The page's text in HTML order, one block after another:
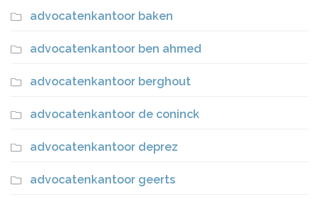
advocatenkantoor baken
advocatenkantoor ben ahmed
advocatenkantoor berghout
advocatenkantoor de coninck
advocatenkantoor deprez
advocatenkantoor geerts